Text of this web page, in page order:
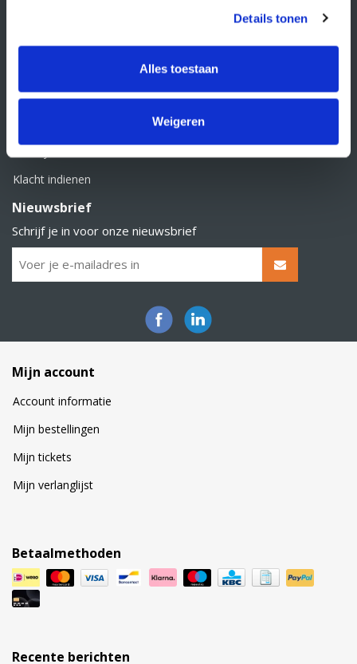
Details tonen
Alles toestaan
Weigeren
Retourbeleid
Klacht indienen
Nieuwsbrief
Schrijf je in voor onze nieuwsbrief
Mijn account
Account informatie
Mijn bestellingen
Mijn tickets
Mijn verlanglijst
Betaalmethoden
Recente berichten